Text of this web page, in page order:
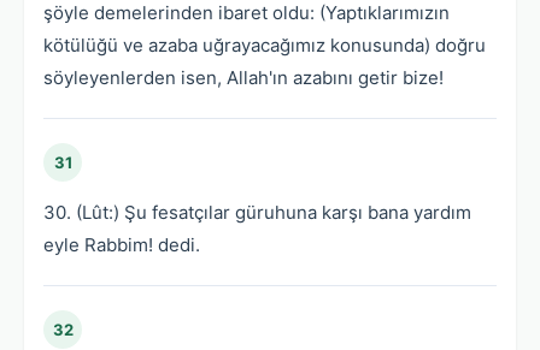
şöyle demelerinden ibaret oldu: (Yaptıklarımızın
kötülüğü ve azaba uğrayacağımız konusunda) doğru
söyleyenlerden isen, Allah'ın azabını getir bize!
31
30. (Lût:) Şu fesatçılar güruhuna karşı bana yardım
eyle Rabbim! dedi.
32